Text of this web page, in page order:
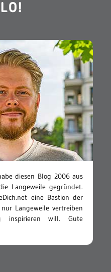
diesen Blog 2006 aus
Langeweile gegründet.
eine Bastion der
Langeweile vertreiben
inspirieren will. Gute